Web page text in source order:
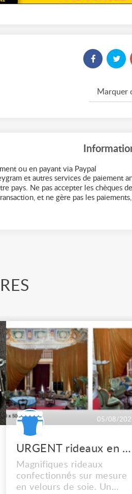
ou en payant via Paypal
et autres services de paiement
pays. Ne pas accepter les chèques
et ne gère pas les
05/08/
URGENT rideaux en velours de soie
Magnifiques rideaux
confectionnés sur mesure
en velours de soie. Un